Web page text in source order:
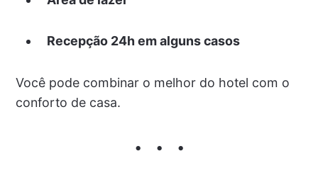
Recepção 24h em alguns casos
Você pode combinar o melhor do hotel com o
conforto de casa.